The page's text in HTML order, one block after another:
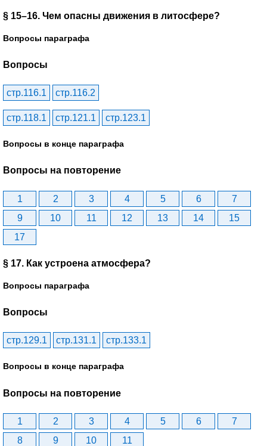
§ 15–16. Чем опасны движения в литосфере?
Вопросы параграфа
Вопросы
стр.116.1 стр.116.2
стр.118.1 стр.121.1 стр.123.1
Вопросы в конце параграфа
Вопросы на повторение
1 2 3 4 5 6
7
9
10 11 12 13 14
15
17
§ 17. Как устроена атмосфера?
Вопросы параграфа
Вопросы
стр.129.1 стр.131.1 стр.133.1
Вопросы в конце параграфа
Вопросы на повторение
1 2 3 4 5 6
7
8
9 10 11